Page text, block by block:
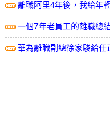
離職阿里4年後，我給年
一個7年老員工的離職總
華為離職副總徐家駿給